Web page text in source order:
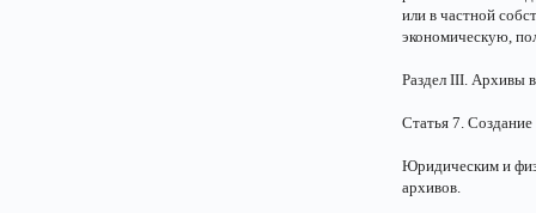
или в частной
экономическую,
Раздел III. Архивы
Статья 7. Создание
Юридическим и
архивов.